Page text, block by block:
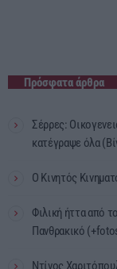
Πρόσφατα άρθρα
Σέρρες:
κατέγραψε όλα
Ο Κινητός
Φιλική ήττα από
Πανθρακικό
Ντίνος